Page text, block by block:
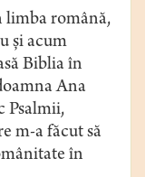
limba română,
şi acum
Biblia în
Ana
Psalmii,
m-a făcut să
în